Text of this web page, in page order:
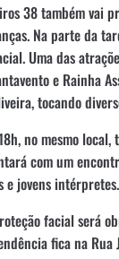
38 também vai
Na parte da
Uma das
e Rainha
tocando
no mesmo local,
com um
e jovens intérpretes.
facial será
fica na Rua